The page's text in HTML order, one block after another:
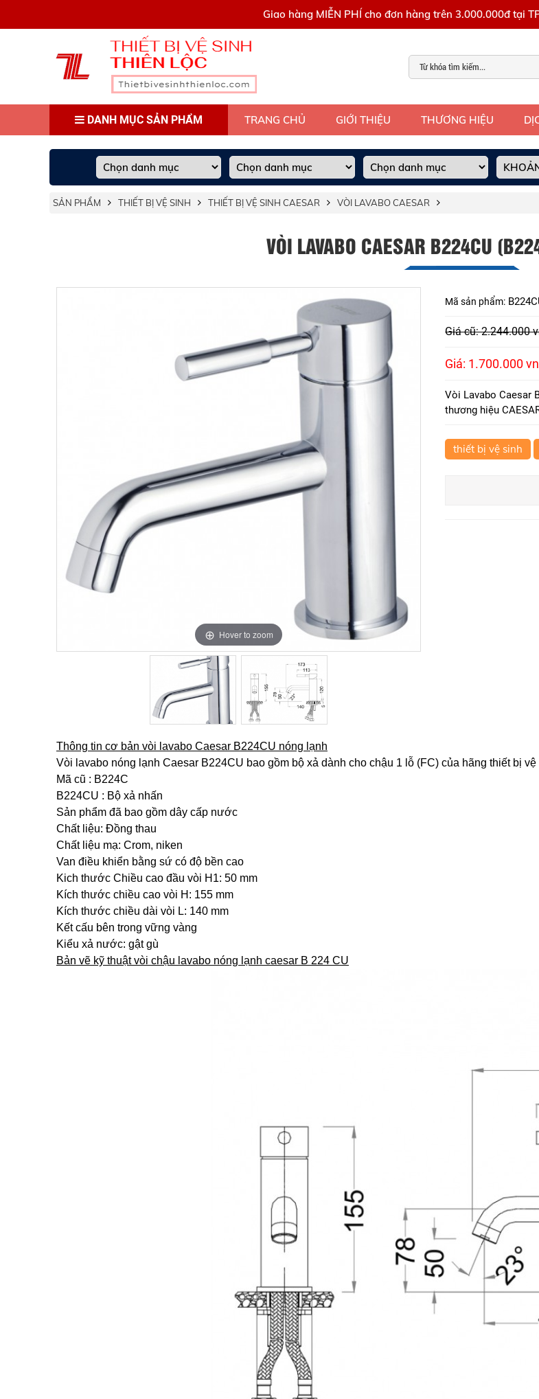
Giao hàng MIỄN PHÍ cho đơn hàng trên 3.000.000đ tại
DANH MỤC SẢN PHẨM TRANG CHỦ GIỚI THIỆU THƯƠNG HIỆU
SẢN PHẨM THIẾT BỊ VỆ SINH THIẾT BỊ VỆ SINH CAESAR VÒI LAVABO CAESAR
VÒI LAVABO CAESAR B224CU
Hover to zoom
Hover to zoom
Mã sản phẩm:
Giá cũ: 2.244.000
Giá: 1.700.000
Vòi Lavabo Caesar
thương hiệu
thiết bị vệ sinh
Thông tin cơ bản vòi lavabo Caesar B224CU nóng lạnh
Vòi lavabo nóng lạnh Caesar B224CU bao gồm bộ xả dành cho chậu 1 lỗ (FC) của hãng thiết bị
Mã cũ : B224C
B224CU : Bộ xả nhấn
Sản phẩm đã bao gồm dây cấp nước
Chất liệu: Đồng thau
Chất liệu mạ: Crom, niken
Van điều khiển bằng sứ có độ bền cao
Kich thước Chiều cao đầu vòi H1: 50 mm
Kích thước chiều cao vòi H: 155 mm
Kích thước chiều dài vòi L: 140 mm
Kết cấu bên trong vững vàng
Kiểu xả nước: gật gù
Bản vẽ kỹ thuật vòi chậu lavabo nóng lạnh caesar B 224 CU